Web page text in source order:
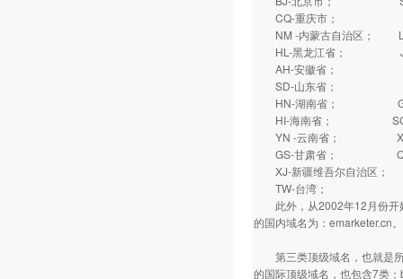
CQ-重庆市；
NM -内蒙古自治区
HL-黑龙江省；
AH-安徽省；
SD-山东省；
HN-湖南省； GD-
HI-海南省； SC-
YN -云南省； XZ-
GS-甘肃省； QH-
XJ-新疆维吾尔自治区；
TW-台湾；
此外，从2002年12月份开
的国内域名为：emarketer.cn。
第三类顶级域名，也就是所
的国际顶级域名，也包含7类